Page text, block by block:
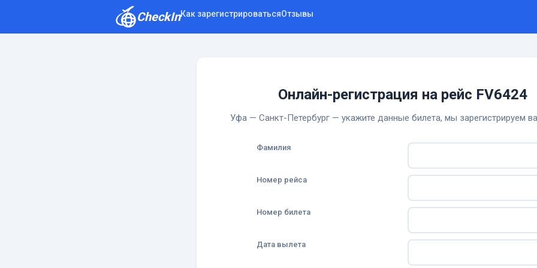
CheckInКак зарегистрироватьсяОтзывы
Онлайн-регистрация на рейс FV6424
Уфа — Санкт-Петербург — укажите данные билета, мы зарегистрируем
Фамилия
Номер рейса
Номер билета
Дата вылета